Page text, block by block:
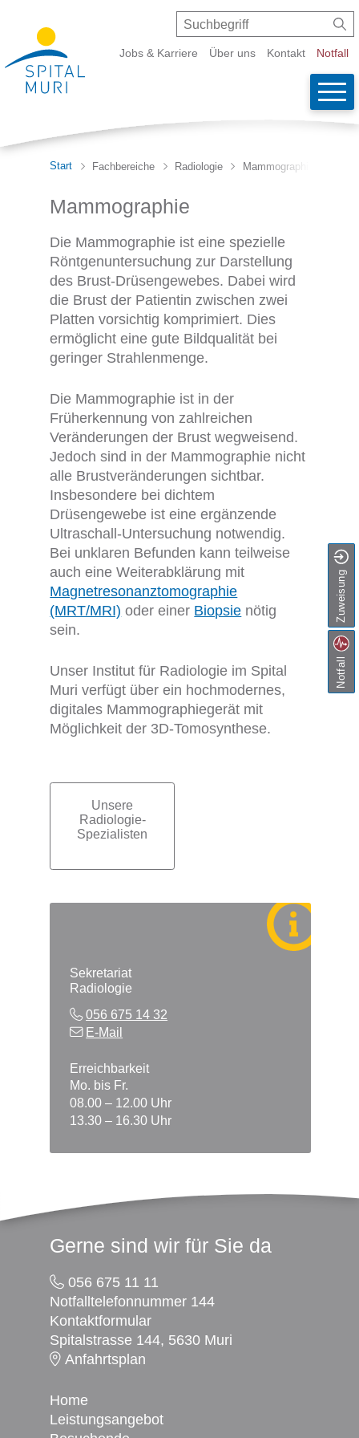
Navigieren in Spital Muri
Suche
Suchbegriff
Metanavigation
Jobs & Karriere Über uns Kontakt Notfall
Zuweisung
Notfall
Start Fachbereiche Radiologie Mammographie
Mammographie
Die Mammographie ist eine spezielle
Röntgenuntersuchung zur Darstellung
des Brust-Drüsengewebes. Dabei wird
die Brust der Patientin zwischen zwei
Platten vorsichtig komprimiert. Dies
ermöglicht eine gute Bildqualität bei
geringer Strahlenmenge.
Die Mammographie ist in der
Früherkennung von zahlreichen
Veränderungen der Brust wegweisend.
Jedoch sind in der Mammographie nicht
alle Brustveränderungen sichtbar.
Insbesondere bei dichtem
Drüsengewebe ist eine ergänzende
Ultraschall-Untersuchung notwendig.
Bei unklaren Befunden kann teilweise
auch eine Weiterabklärung mit
Magnetresonanztomographie
(MRT/MRI) oder einer Biopsie nötig
sein.
Unser Institut für Radiologie im Spital
Muri verfügt über ein hochmodernes,
digitales Mammographiegerät mit
Möglichkeit der 3D-Tomosynthese.
Subnavigation
Unsere
Radiologie-
Spezialisten
Sekretariat
Radiologie
056 675 14 32
E-Mail
Erreichbarkeit
Mo. bis Fr.
08.00 – 12.00 Uhr
13.30 – 16.30 Uhr
Footer
Home
Leistungsangebot
Gerne sind wir für Sie da
056 675 11 11
Notfalltelefonnummer 144
Kontaktformular
Spitalstrasse 144, 5630 Muri
Anfahrtsplan